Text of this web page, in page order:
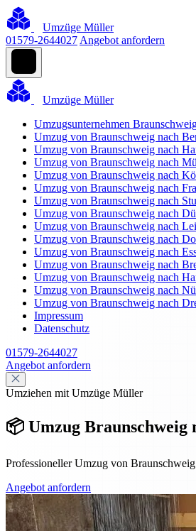
Umzüge Müller
01579-2644027 Angebot anfordern
Umzüge Müller
Umzugsunternehmen
Umzug von Braunschweig nach
Umzug von Braunschweig nach
Umzug von Braunschweig nach
Umzug von Braunschweig nach
Umzug von Braunschweig nach
Umzug von Braunschweig nach
Umzug von Braunschweig nach
Umzug von Braunschweig nach
Umzug von Braunschweig nach
Umzug von Braunschweig nach
Umzug von Braunschweig nach
Umzug von Braunschweig nach
Umzug von Braunschweig nach
Umzug von Braunschweig nach
Impressum
Datenschutz
01579-2644027
Angebot anfordern
Umziehen mit Umzüge Müller
📦 Umzug Braunschweig
Professioneller Umzug von
Angebot anfordern